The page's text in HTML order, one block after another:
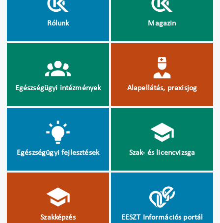
Rólunk Magazin
Egészségügyi intézmények Alapellátás, praxisjog
Egészségügyi fejlesztések Szak- és licencvizsga
Szakképzés EESZT Információs portál